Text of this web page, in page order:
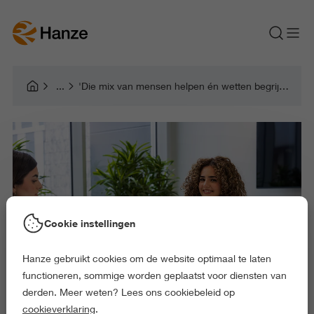
'Die mix van mensen helpen én wetten begrijpen past precies bij mij'
Cookie instellingen
Hanze gebruikt cookies om de website optimaal te laten
functioneren, sommige worden geplaatst voor diensten van
derden. Meer weten? Lees ons cookiebeleid op
cookieverklaring.